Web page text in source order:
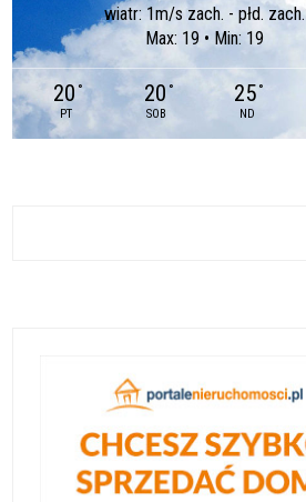
wiatr: 1m/s zach. - płd. zach.
Max: 19 • Min: 19
20 °
PT
20 °
SOB
25 °
ND